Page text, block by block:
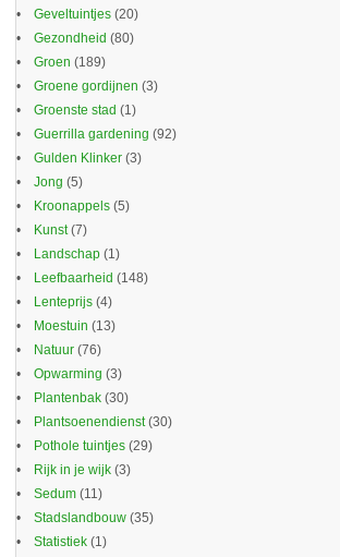
Geveltuintjes (20)
Gezondheid (80)
Groen (189)
Groene gordijnen (3)
Groenste stad (1)
Guerrilla gardening (92)
Gulden Klinker (3)
Jong (5)
Kroonappels (5)
Kunst(7)
Landschap (1)
Leefbaarheid (148)
Lenteprijs (4)
Moestuin (13)
Natuur (76)
Opwarming (3)
Plantenbak (30)
Plantsoenendienst(30)
Pothole tuintjes (29)
Rijk in je wijk (3)
Sedum (11)
Stadslandbouw (35)
Statistiek (1)